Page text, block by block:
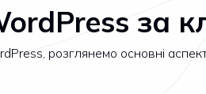
за
розглянемо основні